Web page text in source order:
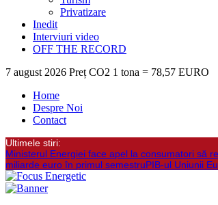
Privatizare
Inedit
Interviuri video
OFF THE RECORD
7 august 2026 Preț CO2 1 tona = 78,57
Home
Despre Noi
Contact
Ultimele stiri:
Ministerul Energiei face apel la consumatori să
miliarde euro în primul semestruPIB-ul Uniunii